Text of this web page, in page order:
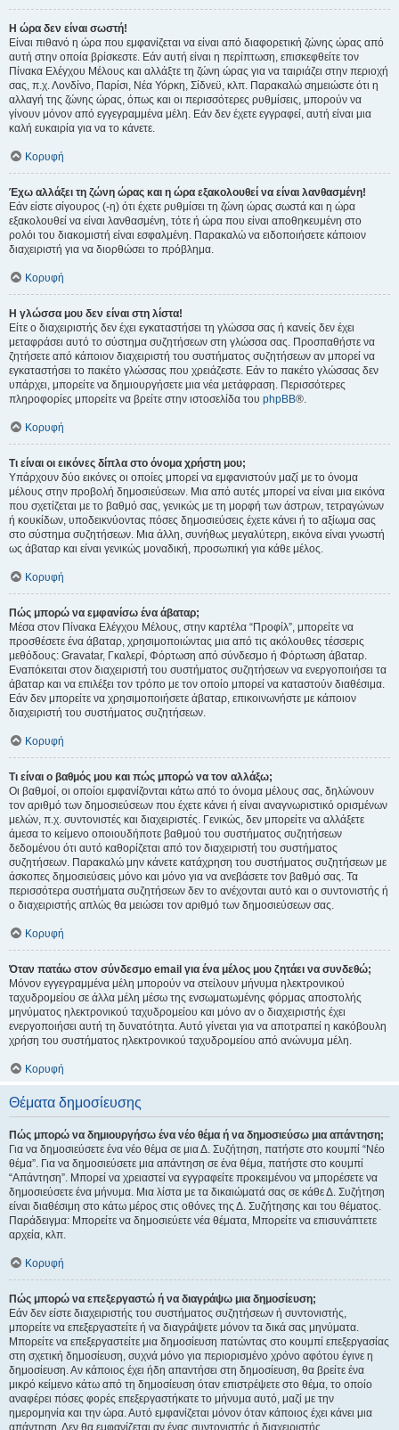
Η ώρα δεν είναι σωστή!
Είναι πιθανό η ώρα που εμφανίζεται να είναι από διαφορετική ζώνης ώρας από
αυτή στην οποία βρίσκεστε. Εάν αυτή είναι η περίπτωση, επισκεφθείτε τον
Πίνακα Ελέγχου Μέλους και αλλάξτε τη ζώνη ώρας για να ταιριάζει στην περιοχή
σας, π.χ. Λονδίνο, Παρίσι, Νέα Υόρκη, Σίδνεϋ, κλπ. Παρακαλώ σημειώστε ότι η
αλλαγή της ζώνης ώρας, όπως και οι περισσότερες ρυθμίσεις, μπορούν να
γίνουν μόνον από εγγεγραμμένα μέλη. Εάν δεν έχετε εγγραφεί, αυτή είναι μια
καλή ευκαιρία για να το κάνετε.
Κορυφή
Έχω αλλάξει τη ζώνη ώρας και η ώρα εξακολουθεί να είναι λανθασμένη!
Εάν είστε σίγουρος (-η) ότι έχετε ρυθμίσει τη ζώνη ώρας σωστά και η ώρα
εξακολουθεί να είναι λανθασμένη, τότε ή ώρα που είναι αποθηκευμένη στο
ρολόι του διακομιστή είναι εσφαλμένη. Παρακαλώ να ειδοποιήσετε κάποιον
διαχειριστή για να διορθώσει το πρόβλημα.
Κορυφή
Η γλώσσα μου δεν είναι στη λίστα!
Είτε ο διαχειριστής δεν έχει εγκαταστήσει τη γλώσσα σας ή κανείς δεν έχει
μεταφράσει αυτό το σύστημα συζητήσεων στη γλώσσα σας. Προσπαθήστε να
ζητήσετε από κάποιον διαχειριστή του συστήματος συζητήσεων αν μπορεί να
εγκαταστήσει το πακέτο γλώσσας που χρειάζεστε. Εάν το πακέτο γλώσσας δεν
υπάρχει, μπορείτε να δημιουργήσετε μια νέα μετάφραση. Περισσότερες
πληροφορίες μπορείτε να βρείτε στην ιστοσελίδα του phpBB®.
Κορυφή
Τι είναι οι εικόνες δίπλα στο όνομα χρήστη μου;
Υπάρχουν δύο εικόνες οι οποίες μπορεί να εμφανιστούν μαζί με το όνομα
μέλους στην προβολή δημοσιεύσεων. Μια από αυτές μπορεί να είναι μια εικόνα
που σχετίζεται με το βαθμό σας, γενικώς με τη μορφή των άστρων, τετραγώνων
ή κουκίδων, υποδεικνύοντας πόσες δημοσιεύσεις έχετε κάνει ή το αξίωμα σας
στο σύστημα συζητήσεων. Μια άλλη, συνήθως μεγαλύτερη, εικόνα είναι γνωστή
ως άβαταρ και είναι γενικώς μοναδική, προσωπική για κάθε μέλος.
Κορυφή
Πώς μπορώ να εμφανίσω ένα άβαταρ;
Μέσα στον Πίνακα Ελέγχου Μέλους, στην καρτέλα “Προφίλ”, μπορείτε να
προσθέσετε ένα άβαταρ, χρησιμοποιώντας μια από τις ακόλουθες τέσσερις
μεθόδους: Gravatar, Γκαλερί, Φόρτωση από σύνδεσμο ή Φόρτωση άβαταρ.
Εναπόκειται στον διαχειριστή του συστήματος συζητήσεων να ενεργοποιήσει τα
άβαταρ και να επιλέξει τον τρόπο με τον οποίο μπορεί να καταστούν διαθέσιμα.
Εάν δεν μπορείτε να χρησιμοποιήσετε άβαταρ, επικοινωνήστε με κάποιον
διαχειριστή του συστήματος συζητήσεων.
Κορυφή
Τι είναι ο βαθμός μου και πώς μπορώ να τον αλλάξω;
Οι βαθμοί, οι οποίοι εμφανίζονται κάτω από το όνομα μέλους σας, δηλώνουν
τον αριθμό των δημοσιεύσεων που έχετε κάνει ή είναι αναγνωριστικό ορισμένων
μελών, π.χ. συντονιστές και διαχειριστές. Γενικώς, δεν μπορείτε να αλλάξετε
άμεσα το κείμενο οποιουδήποτε βαθμού του συστήματος συζητήσεων
δεδομένου ότι αυτό καθορίζεται από τον διαχειριστή του συστήματος
συζητήσεων. Παρακαλώ μην κάνετε κατάχρηση του συστήματος συζητήσεων με
άσκοπες δημοσιεύσεις μόνο και μόνο για να ανεβάσετε τον βαθμό σας. Τα
περισσότερα συστήματα συζητήσεων δεν το ανέχονται αυτό και ο συντονιστής ή
ο διαχειριστής απλώς θα μειώσει τον αριθμό των δημοσιεύσεων σας.
Κορυφή
Όταν πατάω στον σύνδεσμο email για ένα μέλος μου ζητάει να συνδεθώ;
Μόνον εγγεγραμμένα μέλη μπορούν να στείλουν μήνυμα ηλεκτρονικού
ταχυδρομείου σε άλλα μέλη μέσω της ενσωματωμένης φόρμας αποστολής
μηνύματος ηλεκτρονικού ταχυδρομείου και μόνο αν ο διαχειριστής έχει
ενεργοποιήσει αυτή τη δυνατότητα. Αυτό γίνεται για να αποτραπεί η κακόβουλη
χρήση του συστήματος ηλεκτρονικού ταχυδρομείου από ανώνυμα μέλη.
Κορυφή
Θέματα δημοσίευσης
Πώς μπορώ να δημιουργήσω ένα νέο θέμα ή να δημοσιεύσω μια απάντηση;
Για να δημοσιεύσετε ένα νέο θέμα σε μια Δ. Συζήτηση, πατήστε στο κουμπί “Νέο
θέμα”. Για να δημοσιεύσετε μια απάντηση σε ένα θέμα, πατήστε στο κουμπί
“Απάντηση”. Μπορεί να χρειαστεί να εγγραφείτε προκειμένου να μπορέσετε να
δημοσιεύσετε ένα μήνυμα. Μια λίστα με τα δικαιώματά σας σε κάθε Δ. Συζήτηση
είναι διαθέσιμη στο κάτω μέρος στις οθόνες της Δ. Συζήτησης και του θέματος.
Παράδειγμα: Μπορείτε να δημοσιεύετε νέα θέματα, Μπορείτε να επισυνάπτετε
αρχεία, κλπ.
Κορυφή
Πώς μπορώ να επεξεργαστώ ή να διαγράψω μια δημοσίευση;
Εάν δεν είστε διαχειριστής του συστήματος συζητήσεων ή συντονιστής,
μπορείτε να επεξεργαστείτε ή να διαγράψετε μόνον τα δικά σας μηνύματα.
Μπορείτε να επεξεργαστείτε μια δημοσίευση πατώντας στο κουμπί επεξεργασίας
στη σχετική δημοσίευση, συχνά μόνο για περιορισμένο χρόνο αφότου έγινε η
δημοσίευση. Αν κάποιος έχει ήδη απαντήσει στη δημοσίευση, θα βρείτε ένα
μικρό κείμενο κάτω από τη δημοσίευση όταν επιστρέψετε στο θέμα, το οποίο
αναφέρει πόσες φορές επεξεργαστήκατε το μήνυμα αυτό, μαζί με την
ημερομηνία και την ώρα. Αυτό εμφανίζεται μόνον όταν κάποιος έχει κάνει μια
απάντηση. Δεν θα εμφανίζεται αν ένας συντονιστής ή διαχειριστής